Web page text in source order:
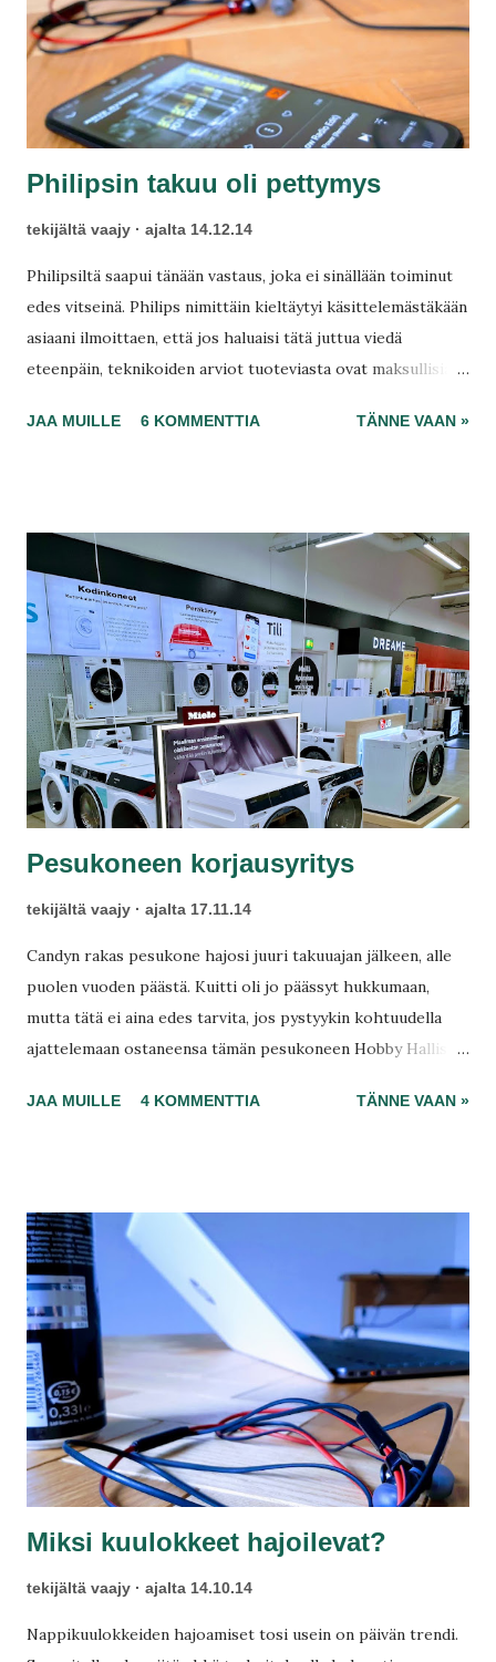
Philipsin takuu oli pettymys
tekijältä vaajy ajalta 14.12.14
Philipsiltä saapui tänään vastaus, joka ei sinällään toiminut
edes vitseinä. Philips nimittäin kieltäytyi käsittelemästäkään
asiaani ilmoittaen, että jos haluaisi tätä juttua viedä
eteenpäin, teknikoiden arviot tuoteviasta ovat maksullisia.
takuuseen. Tuntuu, että eihän se kuulu, jos heti siitä
JAA MUILLE 6 KOMMENTTIA TÄNNE VAAN »
Pesukoneen korjausyritys
tekijältä vaajy ajalta 17.11.14
Candyn rakas pesukone hajosi juuri takuuajan jälkeen, alle
puolen vuoden päästä. Kuitti oli jo päässyt hukkumaan,
mutta tätä ei aina edes tarvita, jos pystyykin kohtuudella
ajattelemaan ostaneensa tämän pesukoneen Hobby Hallista
helposti tiliotteista. Hobby Hall on varsin kaukana Vantaalla,
JAA MUILLE 4 KOMMENTTIA TÄNNE VAAN »
Miksi kuulokkeet hajoilevat?
tekijältä vaajy ajalta 14.10.14
Nappikuulokkeiden hajoamiset tosi usein on päivän trendi.